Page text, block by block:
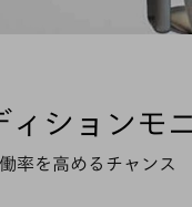
ィションモ
率を高めるチャンス